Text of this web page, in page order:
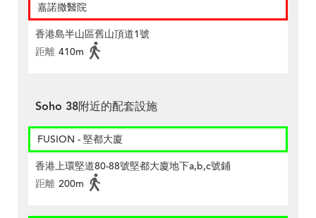
嘉諾撒醫院
香港島半山區舊山頂道1號
距離 410m
Soho 38附近的配套設施
FUSION - 堅都大廈
香港上環堅道80-88號堅都大廈地下a,b,c號鋪
距離 200m